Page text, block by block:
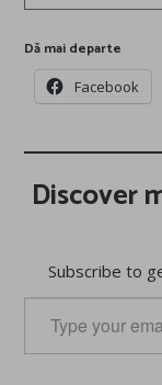
Dă mai departe
Facebook
Discover
Subscribe to
your
email…